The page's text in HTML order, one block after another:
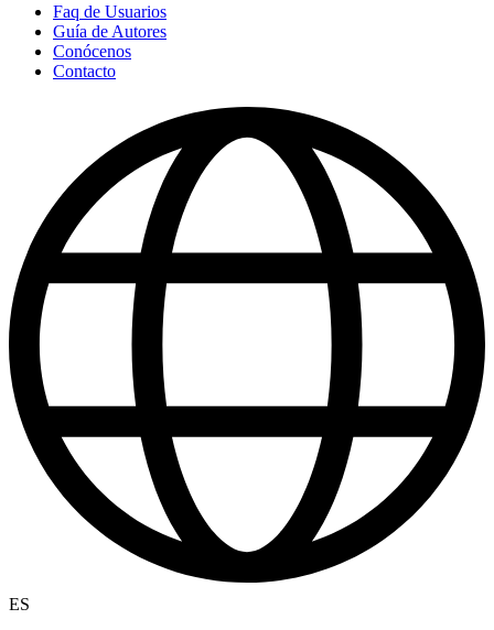
Faq de Usuarios
Guía de Autores
Conócenos
Contacto
ES